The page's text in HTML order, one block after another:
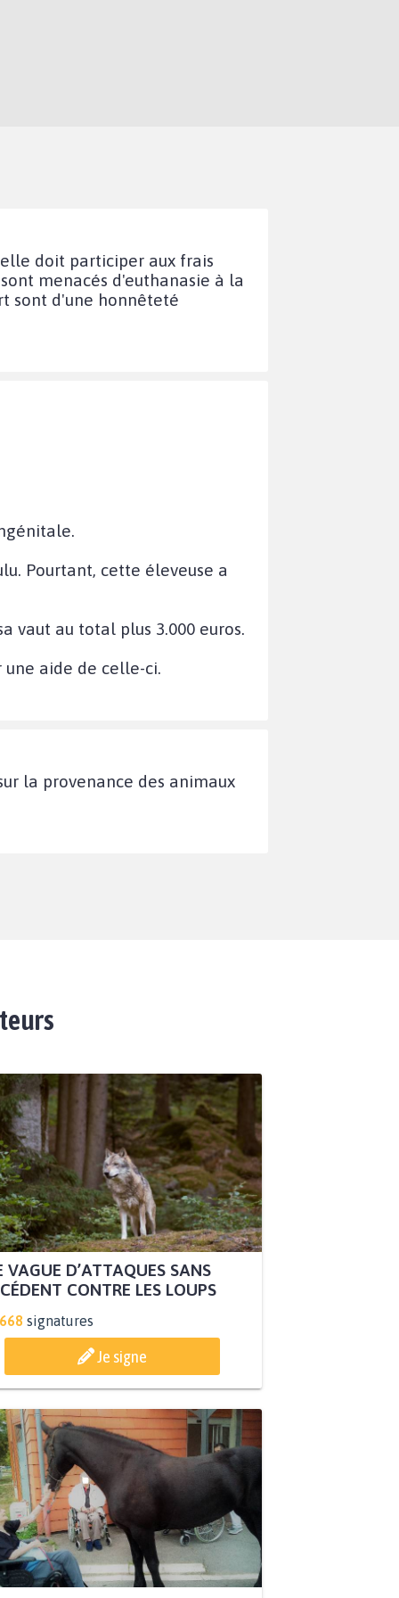
doit participer aux frais
menacés d'euthanasie à la
sont d'une honnêteté
Pourtant, cette éleveuse a
vaut au total plus 3.000 euros.
aide de celle-ci.
la provenance des animaux
VAGUE D’ATTAQUES SANS
CONTRE LES LOUPS
signatures
Je signe